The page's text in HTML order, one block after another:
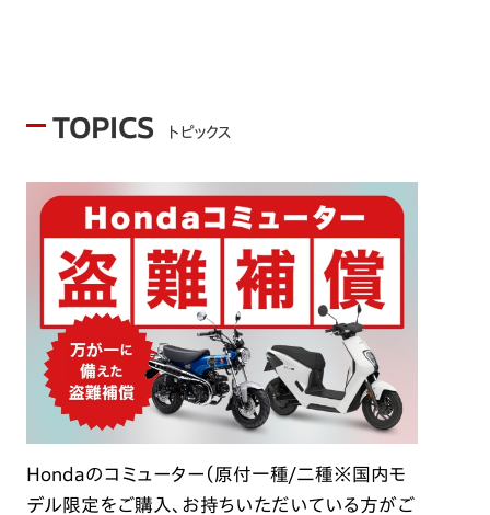
TOPICS トピックス
Hondaのコミューター（原付一種/二種※国内モ
デル限定をご購入、お持ちいただいている方がご